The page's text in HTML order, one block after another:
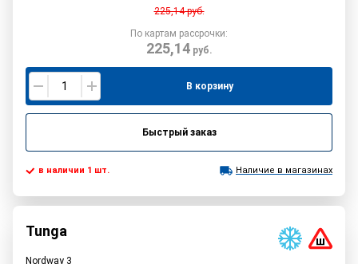
225,14руб.
По картам рассрочки:
225,14руб.
В корзину
Быстрый заказ
в наличии 1 шт. Наличие в магазинах
Tunga
Nordway 3